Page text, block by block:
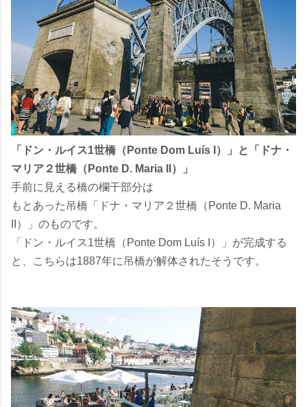
「ドン・ルイス1世橋（Ponte Dom Luís I）」と「ドナ・
マリア２世橋（Ponte D. Maria II）」
手前に見える橋の欄干部分は
もとあった吊橋「ドナ・マリア２世橋（Ponte D. Maria
II）」のものです。
「ドン・ルイス1世橋（Ponte Dom Luís I）」が完成する
と、こちらは1887年に吊橋が解体されたそうです。